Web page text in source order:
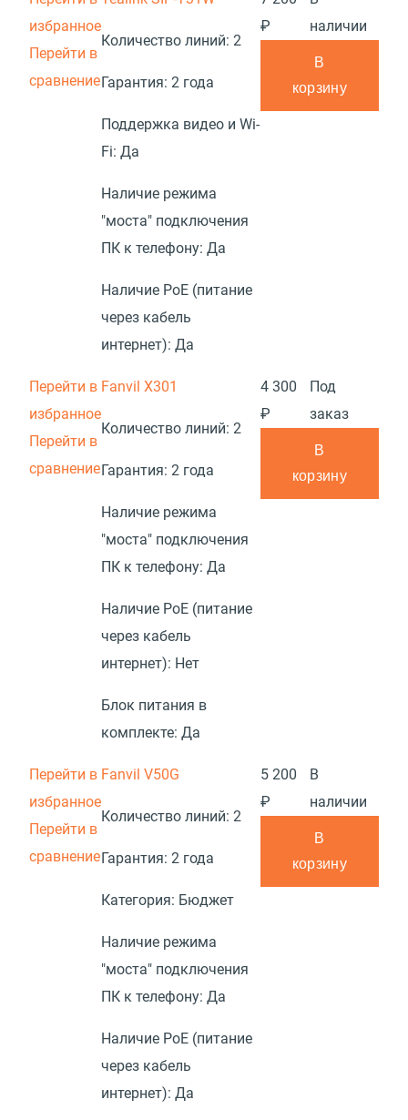
избранное
Перейти в
сравнение
Количество линий: 2
Гарантия: 2 года
Поддержка видео и Wi-
Fi: Да
Наличие режима
"моста" подключения
ПК к телефону: Да
Наличие PoE (питание
через кабель
интернет): Да
₽
наличии
В
корзину
Перейти в
избранное
Перейти в
сравнение
Fanvil X301
Количество линий: 2
Гарантия: 2 года
Наличие режима
"моста" подключения
ПК к телефону: Да
Наличие PoE (питание
через кабель
интернет): Нет
Блок питания в
комплекте: Да
4 300
₽
Под
заказ
В
корзину
Перейти в
избранное
Перейти в
сравнение
Fanvil V50G
Количество линий: 2
Гарантия: 2 года
Категория: Бюджет
Наличие режима
"моста" подключения
ПК к телефону: Да
Наличие PoE (питание
через кабель
интернет): Да
5 200
₽
В
наличии
В
корзину